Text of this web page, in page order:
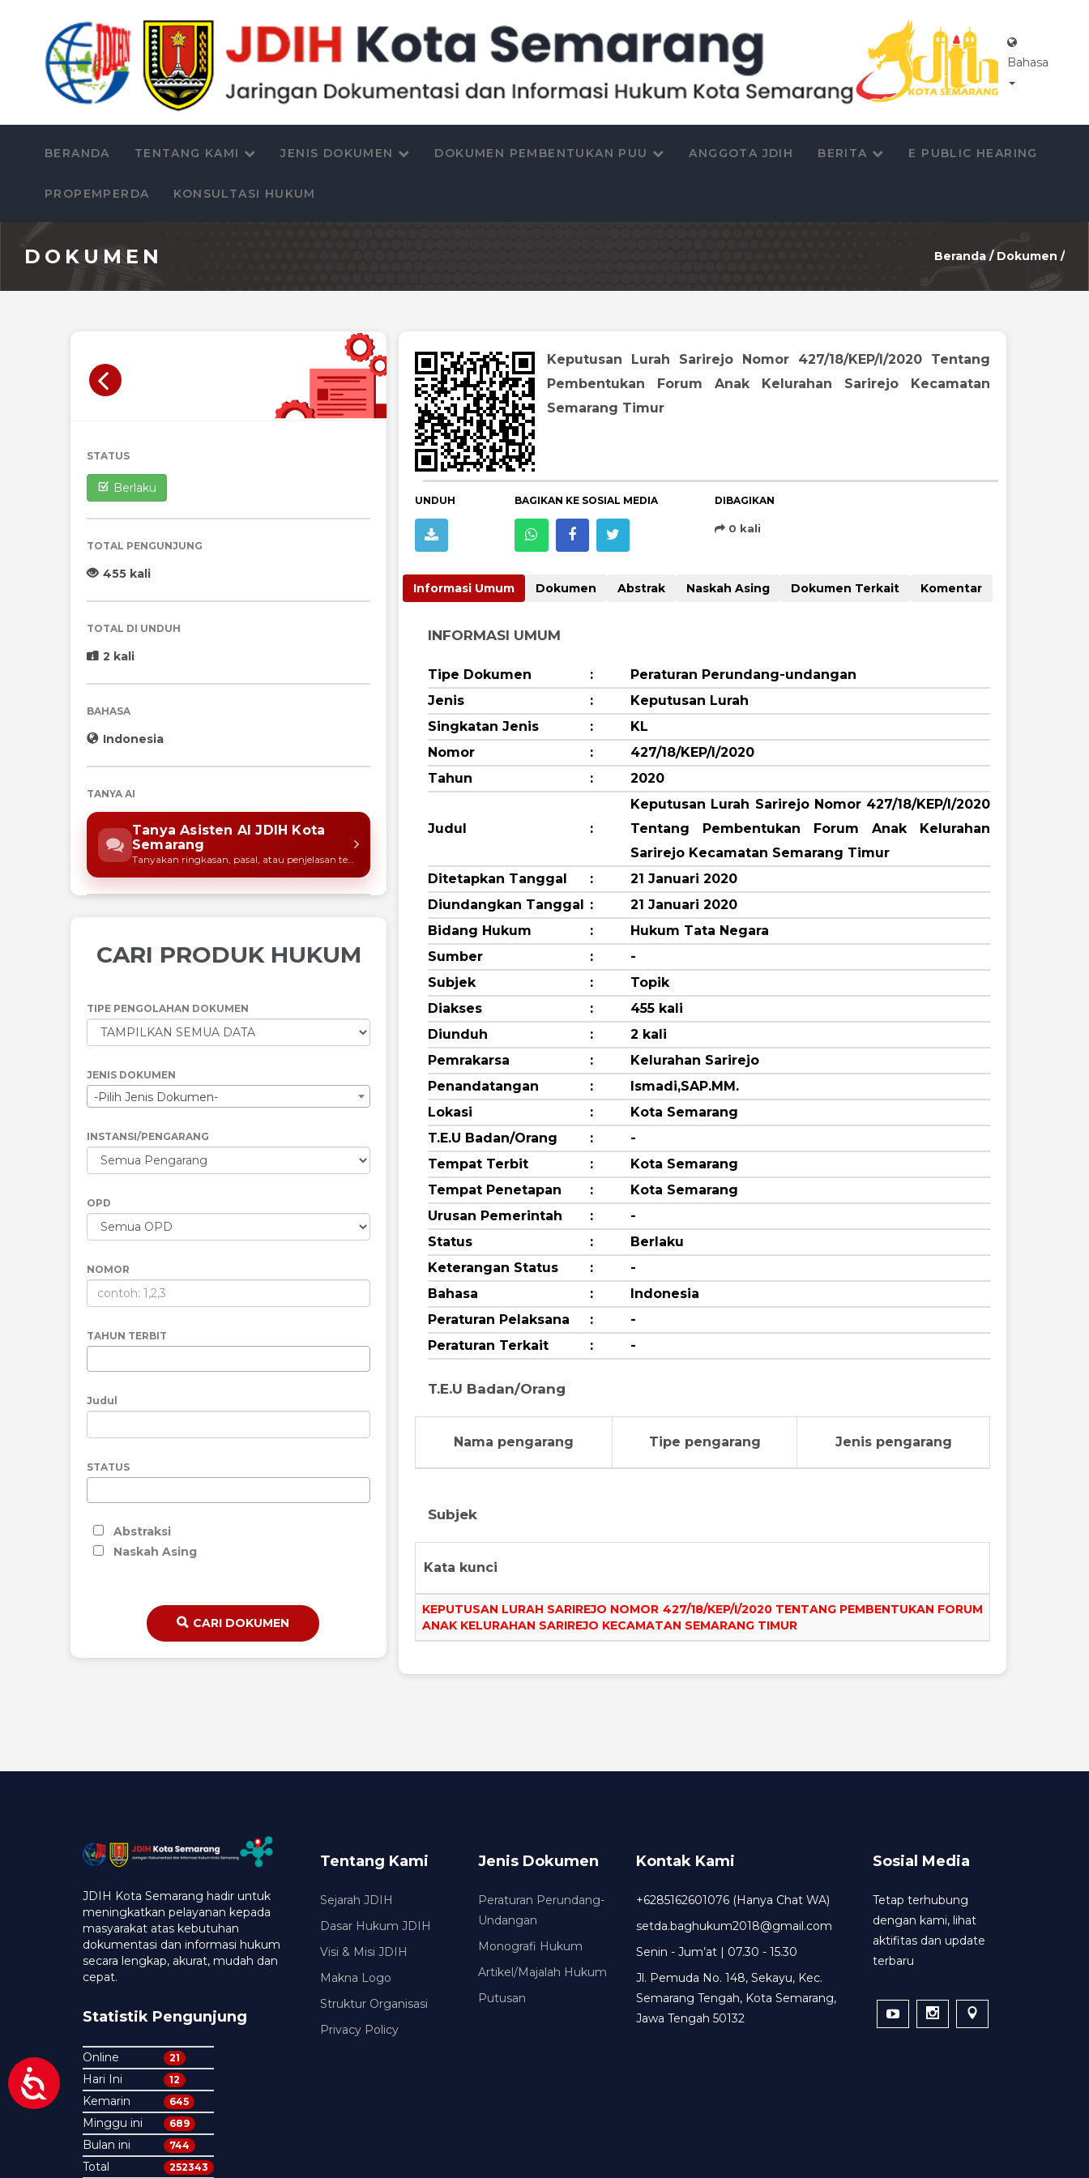
Bahasa
BERANDA TENTANG KAMI JENIS DOKUMEN DOKUMEN PEMBENTUKAN PUU ANGGOTA JDIH BERITA E PUBLIC HEARING
PROPEMPERDA KONSULTASI HUKUM
DOKUMEN Beranda / Dokumen /
STATUS
Berlaku
TOTAL PENGUNJUNG
455 kali
TOTAL DI UNDUH
2 kali
BAHASA
Indonesia
TANYA AI
Tanya Asisten AI JDIH Kota
Semarang
Tanyakan ringkasan, pasal, atau penjelasan tentang dokumen ini
CARI PRODUK HUKUM
TIPE PENGOLAHAN DOKUMEN
JENIS DOKUMEN
-Pilih Jenis Dokumen-
INSTANSI/PENGARANG
OPD
NOMOR
TAHUN TERBIT
Judul
STATUS
Abstraksi
Naskah Asing
CARI DOKUMEN
Keputusan Lurah Sarirejo Nomor 427/18/KEP/I/2020 Tentang
Pembentukan Forum Anak Kelurahan Sarirejo Kecamatan
Semarang Timur
UNDUH BAGIKAN KE SOSIAL MEDIA DIBAGIKAN
0 kali
Informasi Umum Dokumen Abstrak Naskah Asing Dokumen Terkait Komentar
INFORMASI UMUM
Tipe Dokumen :
Peraturan Perundang-undangan
Jenis
:
Keputusan Lurah
Singkatan Jenis
:
KL
Nomor
:
427/18/KEP/I/2020
Tahun
: 2020
Judul :
Keputusan Lurah Sarirejo Nomor 427/18/KEP/I/2020
Tentang Pembentukan Forum Anak Kelurahan
Sarirejo Kecamatan Semarang Timur
Ditetapkan Tanggal
:
21 Januari 2020
Diundangkan Tanggal
:
21 Januari 2020
Bidang Hukum
:
Hukum Tata Negara
Sumber
:
-
Subjek
:
Topik
Diakses
:
455 kali
Diunduh
:
2 kali
Pemrakarsa
:
Kelurahan Sarirejo
Penandatangan
:
Ismadi,SAP.MM.
Lokasi
:
Kota Semarang
T.E.U Badan/Orang
:
-
Tempat Terbit
:
Kota Semarang
Tempat Penetapan
:
Kota Semarang
Urusan Pemerintah
:
-
Status
:
Berlaku
Keterangan Status
:
-
Bahasa
:
Indonesia
Peraturan Pelaksana
:
-
Peraturan Terkait
: -
T.E.U Badan/Orang
Nama pengarang Tipe pengarang Jenis pengarang
Subjek
Kata kunci
KEPUTUSAN LURAH SARIREJO NOMOR 427/18/KEP/I/2020 TENTANG PEMBENTUKAN FORUM
ANAK KELURAHAN SARIREJO KECAMATAN SEMARANG TIMUR
JDIH Kota Semarang hadir untuk
meningkatkan pelayanan kepada
masyarakat atas kebutuhan
dokumentasi dan informasi hukum
secara lengkap, akurat, mudah dan
cepat.
Statistik Pengunjung
Online 21
Hari Ini 12
Kemarin 645
Minggu ini 689
Bulan ini 744
Total 252343
Tentang Kami
Sejarah JDIH
Dasar Hukum JDIH
Visi & Misi JDIH
Makna Logo
Struktur Organisasi
Privacy Policy
Jenis Dokumen
Peraturan Perundang-
Undangan
Monografi Hukum
Artikel/Majalah Hukum
Putusan
Kontak Kami
+6285162601076 (Hanya Chat WA)
setda.baghukum2018@gmail.com
Senin - Jum’at | 07.30 - 15.30
Jl. Pemuda No. 148, Sekayu, Kec.
Semarang Tengah, Kota Semarang,
Jawa Tengah 50132
Sosial Media
Tetap terhubung
dengan kami, lihat
aktifitas dan update
terbaru